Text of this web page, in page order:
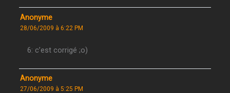
Anonyme
28/06/2009 à 6:22 PM
6: c’est corrigé ;o)
Anonyme
27/06/2009 à 5:25 PM